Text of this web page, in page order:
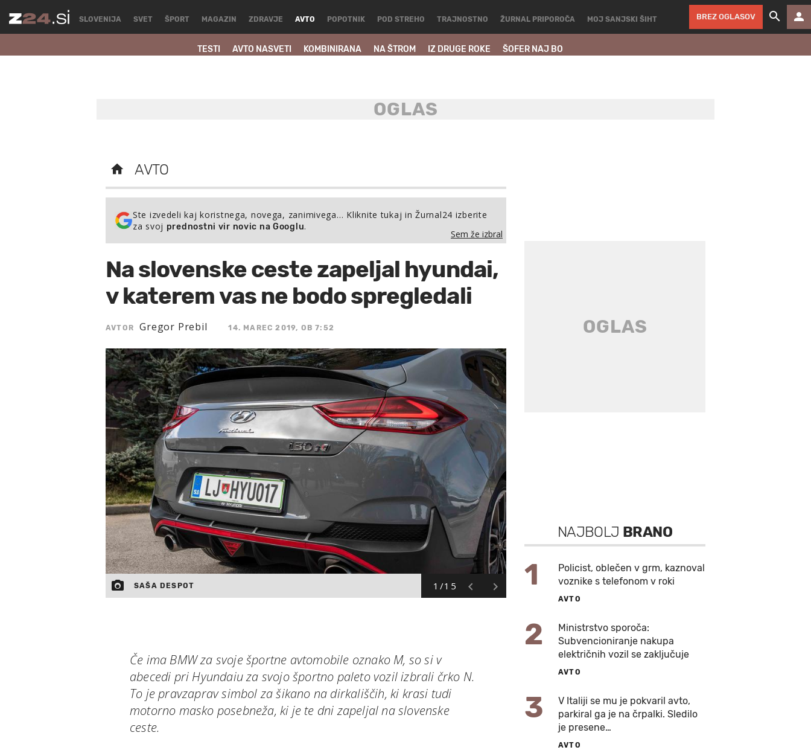
SLOVENIJA SVET ŠPORT MAGAZIN ZDRAVJE AVTO
TESTI AVTO NASVETI KOMBINIRANA NA ŠTROM IZ DRUGE ROKE ŠOFER NAJ BO
POPOTNIK POD STREHO TRAJNOSTNO ŽURNAL PRIPOROČA MOJ SANJSKI ŠIHT BREZ OGLASOV
AVTO
Ste izvedeli kaj koristnega, novega, zanimivega… Kliknite tukaj in Žurnal24 izberite
za svoj prednostni vir novic na Googlu.
Sem že izbral
Na slovenske ceste zapeljal hyundai,
v katerem vas ne bodo spregledali
AVTOR Gregor Prebil 14. MAREC 2019, OB 7:52
1/15
SAŠA DESPOT
Če ima BMW za svoje športne avtomobile oznako M, so si v
abecedi pri Hyundaiu za svojo športno paleto vozil izbrali črko N.
To je pravzaprav simbol za šikano na dirkališčih, ki krasi tudi
motorno masko posebneža, ki je te dni zapeljal na slovenske
ceste.
NAJBOLJ BRANO
1
Policist, oblečen v grm, kaznoval
voznike s telefonom v roki
AVTO
2
Ministrstvo sporoča:
Subvencioniranje nakupa
električnih vozil se zaključuje
AVTO
3
V Italiji se mu je pokvaril avto,
parkiral ga je na črpalki. Sledilo
je presene…
AVTO